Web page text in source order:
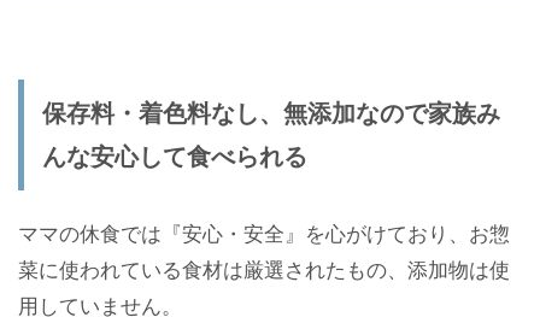
保存料・着色料なし、無添加なので家族み
んな安心して食べられる
ママの休食では『安心・安全』を心がけており、お惣
菜に使われている食材は厳選されたもの、添加物は使
用していません。